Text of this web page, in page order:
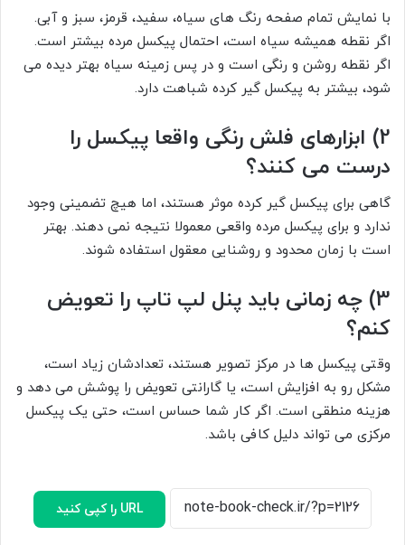
با نمایش تمام صفحه رنگ های سیاه، سفید، قرمز، سبز و آبی.
اگر نقطه همیشه سیاه است، احتمال پیکسل مرده بیشتر است.
اگر نقطه روشن و رنگی است و در پس زمینه سیاه بهتر دیده می
شود، بیشتر به پیکسل گیر کرده شباهت دارد.
2) ابزارهای فلش رنگی واقعا پیکسل را
درست می کنند؟
گاهی برای پیکسل گیر کرده موثر هستند، اما هیچ تضمینی وجود
ندارد و برای پیکسل مرده واقعی معمولا نتیجه نمی دهند. بهتر
است با زمان محدود و روشنایی معقول استفاده شوند.
3) چه زمانی باید پنل لپ تاپ را تعویض
کنم؟
وقتی پیکسل ها در مرکز تصویر هستند، تعدادشان زیاد است،
مشکل رو به افزایش است، یا گارانتی تعویض را پوشش می دهد و
هزینه منطقی است. اگر کار شما حساس است، حتی یک پیکسل
مرکزی می تواند دلیل کافی باشد.
URL را کپی کنید